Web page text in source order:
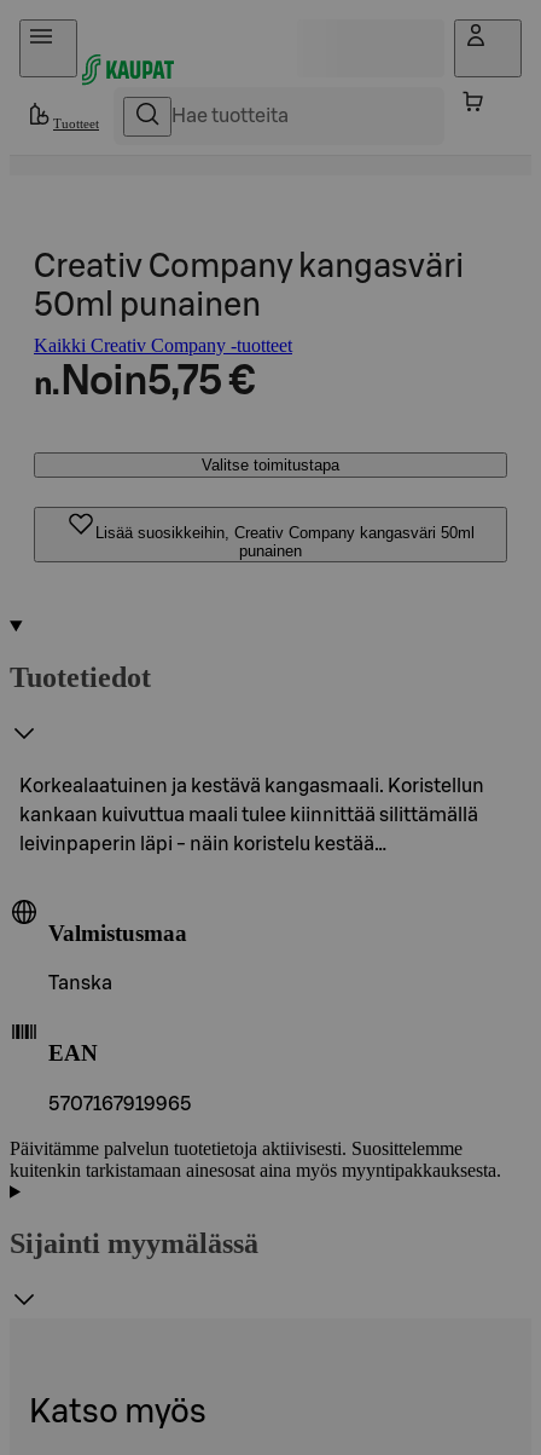
Hyppää sisältöön
Tuotteet
Creativ Company kangasväri
50ml punainen
Kaikki Creativ Company -tuotteet
n. Noin5,75 €
Valitse toimitustapa
Lisää suosikkeihin, Creativ Company kangasväri 50ml
punainen
Tuotetiedot
Korkealaatuinen ja kestävä kangasmaali. Koristellun
kankaan kuivuttua maali tulee kiinnittää silittämällä
leivinpaperin läpi - näin koristelu kestää…
Valmistusmaa
Tanska
EAN
5707167919965
Päivitämme palvelun tuotetietoja aktiivisesti. Suosittelemme
kuitenkin tarkistamaan ainesosat aina myös myyntipakkauksesta.
Sijainti myymälässä
Katso myös